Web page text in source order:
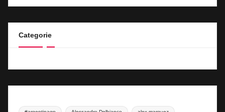
Categorie